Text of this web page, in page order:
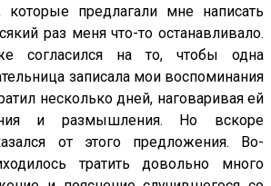
которые предлагали мне написать
раз меня что-то останавливало.
согласился на то, чтобы одна
записала мои воспоминания
несколько дней, наговаривая ей
и размышления. Но вскоре
от этого предложения. Во-
тратить довольно много